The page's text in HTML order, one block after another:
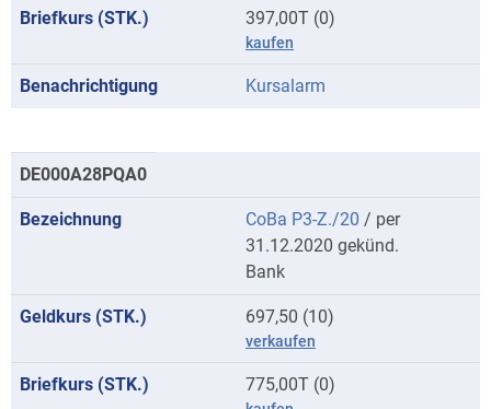
397,00T (0)
kaufen
Kursalarm
DE000A28PQA0
CoBa P3-Z./20 / per
31.12.2020 gekünd.
Bank
697,50 (10)
verkaufen
775,00T (0)